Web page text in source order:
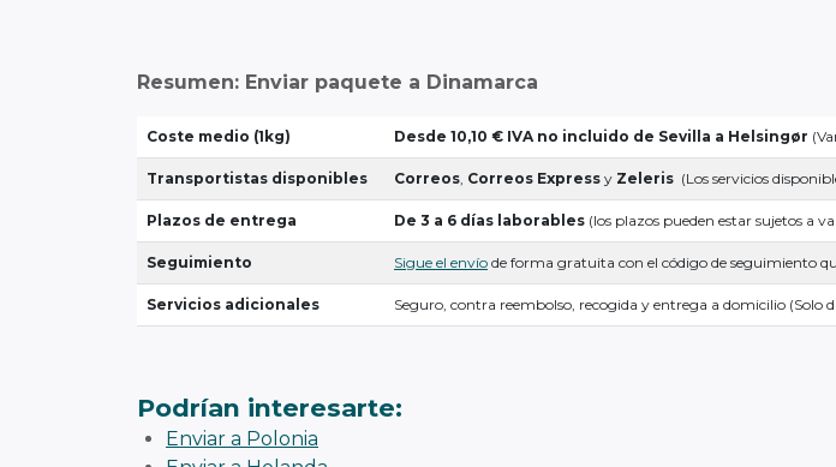
Resumen: Enviar paquete a Dinamarca
Coste medio (1kg) Desde 10,10 € IVA no incluido de Sevilla a Helsingør
Transportistas disponibles Correos, Correos Express y Zeleris (Los servicios
Plazos de entrega De 3 a 6 días laborables (los plazos pueden estar sujetos a
Seguimiento Sigue el envío de forma gratuita con el código de seguimiento
Servicios adicionales Seguro, contra reembolso, recogida y entrega a domicilio (Solo
Podrían interesarte:
Enviar a Polonia